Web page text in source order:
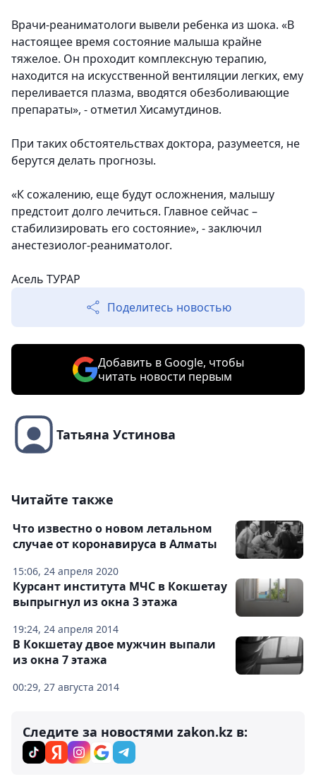
Врачи-реаниматологи вывели ребенка из шока. «В
настоящее время состояние малыша крайне
тяжелое. Он проходит комплексную терапию,
находится на искусственной вентиляции легких, ему
переливается плазма, вводятся обезболивающие
препараты», - отметил Хисамутдинов.
При таких обстоятельствах доктора, разумеется, не
берутся делать прогнозы.
«К сожалению, еще будут осложнения, малышу
предстоит долго лечиться. Главное сейчас –
стабилизировать его состояние», - заключил
анестезиолог-реаниматолог.
Асель ТУРАР
Поделитесь новостью
Добавить в Google, чтобы
читать новости первым
Татьяна Устинова
Читайте также
15:06, 24 апреля 2020
Что известно о новом летальном
случае от коронавируса в Алматы
19:24, 24 апреля 2014
Курсант института МЧС в Кокшетау
выпрыгнул из окна 3 этажа
00:29, 27 августа 2014
В Кокшетау двое мужчин выпали
из окна 7 этажа
Следите за новостями zakon.kz в: